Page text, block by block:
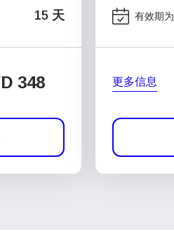
15 天
348
有效期为
更多信息